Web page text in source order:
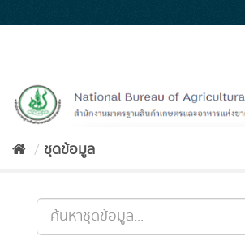
to
ชุดข้อมูล